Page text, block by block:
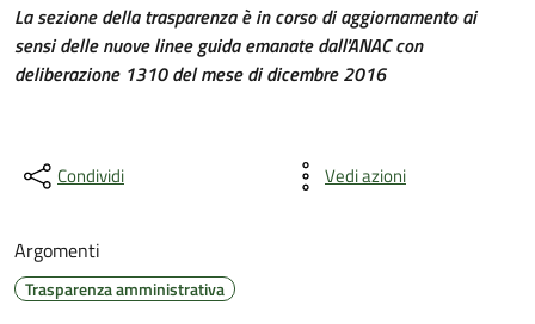
La sezione della trasparenza è in corso di aggiornamento ai
sensi delle nuove linee guida emanate dall'ANAC con
deliberazione 1310 del mese di dicembre 2016
Condividi Vedi azioni
Argomenti
Trasparenza amministrativa